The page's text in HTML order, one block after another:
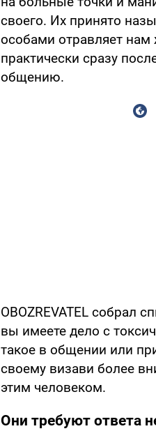
своего. Их принято
особами отравляет
практически сразу
общению.
OBOZREVATEL собрал
вы имеете дело с
такое в общении или
своему визави более
этим человеком.
Они требуют ответа